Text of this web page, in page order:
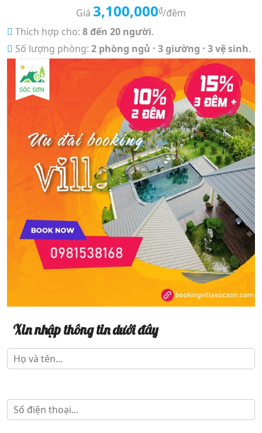
Giá 3,100,000₫/đêm
Thích hợp cho: 8 đến 20 người.
Số lượng phòng: 2 phòng ngủ · 3 giường · 3 vệ sinh.
Xin nhập thông tin dưới đây